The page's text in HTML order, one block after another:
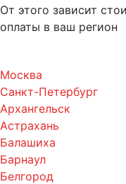
От этого зависит
оплаты в ваш регион
Москва
Санкт-Петербург
Архангельск
Астрахань
Балашиха
Барнаул
Белгород